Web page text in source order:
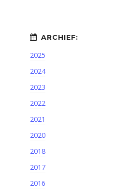
2025
2024
2023
2022
2021
2020
2018
2017
2016